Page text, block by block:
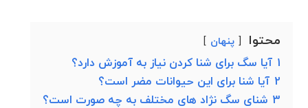
محتوا پنهان
1 آیا سگ برای شنا کردن نیاز به آموزش دارد؟
2 آیا شنا برای این حیوانات مضر است؟
3 شنای سگ نژاد های مختلف به چه صورت است؟